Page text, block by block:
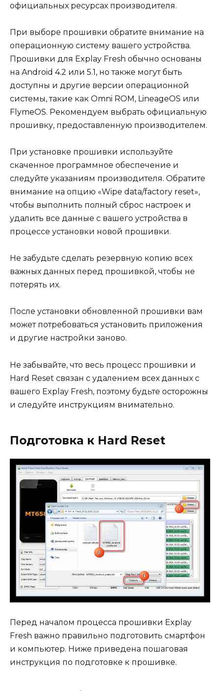
официальных ресурсах производителя.
При выборе прошивки обратите внимание на
операционную систему вашего устройства.
Прошивки для Explay Fresh обычно основаны
на Android 4.2 или 5.1, но также могут быть
доступны и другие версии операционной
системы, такие как Omni ROM, LineageOS или
FlymeOS. Рекомендуем выбрать официальную
прошивку, предоставленную производителем.
При установке прошивки используйте
скаченное программное обеспечение и
следуйте указаниям производителя. Обратите
внимание на опцию «Wipe data/factory reset»,
чтобы выполнить полный сброс настроек и
удалить все данные с вашего устройства в
процессе установки новой прошивки.
Не забудьте сделать резервную копию всех
важных данных перед прошивкой, чтобы не
потерять их.
После установки обновленной прошивки вам
может потребоваться установить приложения
и другие настройки заново.
Не забывайте, что весь процесс прошивки и
Hard Reset связан с удалением всех данных с
вашего Explay Fresh, поэтому будьте осторожны
и следуйте инструкциям внимательно.
Подготовка к Hard Reset
Перед началом процесса прошивки Explay
Fresh важно правильно подготовить смартфон
и компьютер. Ниже приведена пошаговая
инструкция по подготовке к прошивке.